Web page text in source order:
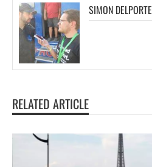
SIMON DELPORTE
RELATED ARTICLE